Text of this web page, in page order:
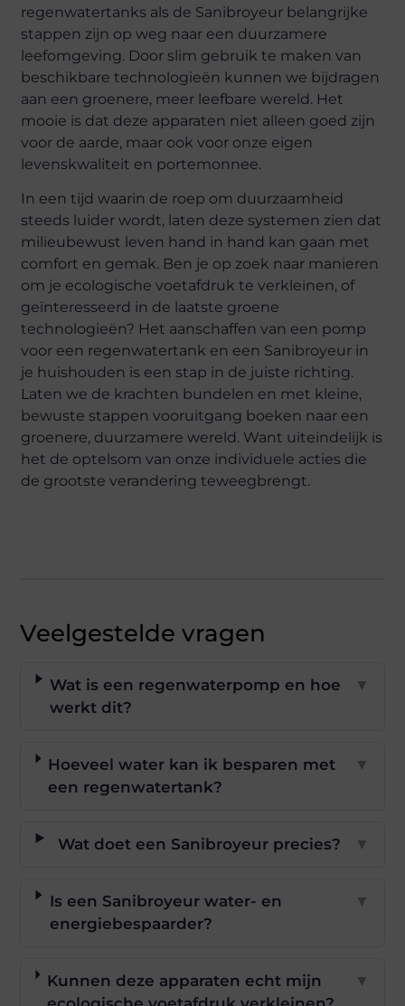
regenwatertanks als de Sanibroyeur belangrijke
stappen zijn op weg naar een duurzamere
leefomgeving. Door slim gebruik te maken van
beschikbare technologieën kunnen we bijdragen
aan een groenere, meer leefbare wereld. Het
mooie is dat deze apparaten niet alleen goed zijn
voor de aarde, maar ook voor onze eigen
levenskwaliteit en portemonnee.
In een tijd waarin de roep om duurzaamheid
steeds luider wordt, laten deze systemen zien dat
milieubewust leven hand in hand kan gaan met
comfort en gemak. Ben je op zoek naar manieren
om je ecologische voetafdruk te verkleinen, of
geïnteresseerd in de laatste groene
technologieën? Het aanschaffen van een pomp
voor een regenwatertank en een Sanibroyeur in
je huishouden is een stap in de juiste richting.
Laten we de krachten bundelen en met kleine,
bewuste stappen vooruitgang boeken naar een
groenere, duurzamere wereld. Want uiteindelijk is
het de optelsom van onze individuele acties die
de grootste verandering teweegbrengt.
Veelgestelde vragen
Wat is een regenwaterpomp en hoe
werkt dit?
▼
Hoeveel water kan ik besparen met
een regenwatertank?
▼
Wat doet een Sanibroyeur precies? ▼
Is een Sanibroyeur water- en
energiebespaarder?
▼
Kunnen deze apparaten echt mijn
▼